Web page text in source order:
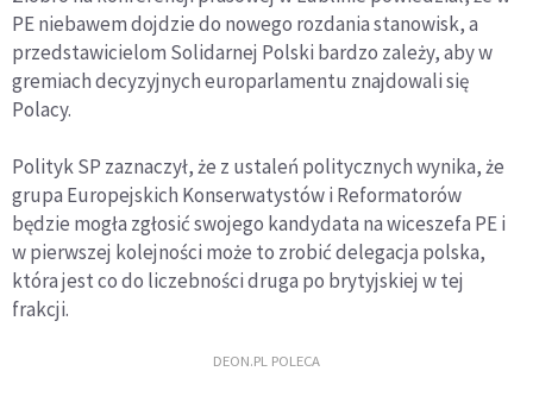
PE niebawem dojdzie do nowego rozdania stanowisk, a
przedstawicielom Solidarnej Polski bardzo zależy, aby w
gremiach decyzyjnych europarlamentu znajdowali się
Polacy.
Polityk SP zaznaczył, że z ustaleń politycznych wynika, że
grupa Europejskich Konserwatystów i Reformatorów
będzie mogła zgłosić swojego kandydata na wiceszefa PE i
w pierwszej kolejności może to zrobić delegacja polska,
która jest co do liczebności druga po brytyjskiej w tej
frakcji.
DEON.PL POLECA